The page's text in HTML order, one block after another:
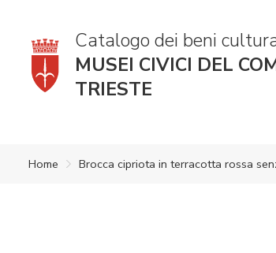
Catalogo dei beni
MUSEI CIVICI DEL
TRIESTE
Home Brocca cipriota in terracotta rossa